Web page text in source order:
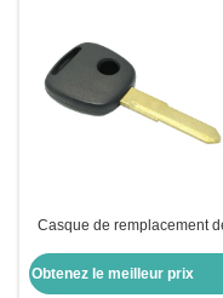
Casque de remplacement
bouton
Obtenez le meilleur prix